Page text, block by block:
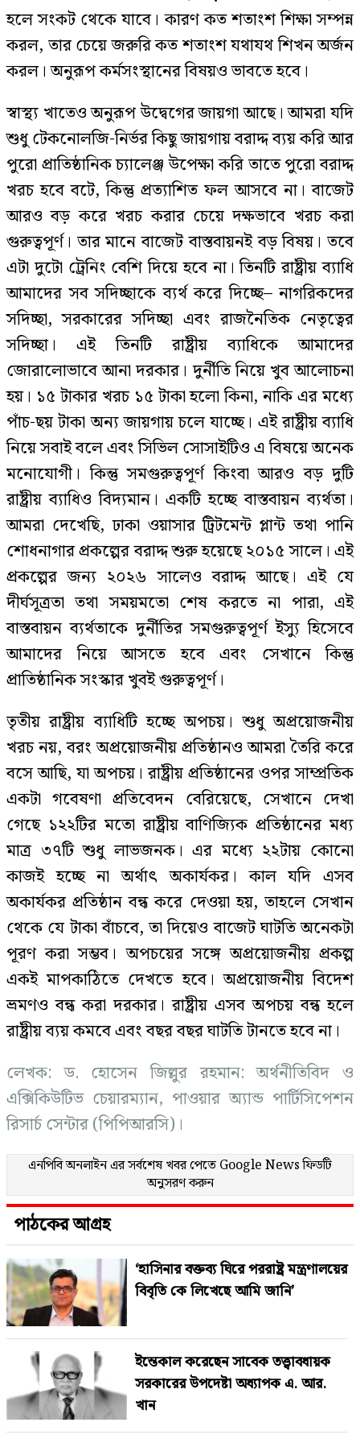
হলে সংকট থেকে যাবে। কারণ কত শতাংশ শিক্ষা সম্পন্ন
করল, তার চেয়ে জরুরি কত শতাংশ যথাযথ শিখন অর্জন
করল। অনুরূপ কর্মসংস্থানের বিষয়ও ভাবতে হবে।
স্বাস্থ্য খাতেও অনুরূপ উদ্বেগের জায়গা আছে। আমরা যদি
শুধু টেকনোলজি-নির্ভর কিছু জায়গায় বরাদ্দ ব্যয় করি আর
পুরো প্রাতিষ্ঠানিক চ্যালেঞ্জ উপেক্ষা করি তাতে পুরো বরাদ্দ
খরচ হবে বটে, কিন্তু প্রত্যাশিত ফল আসবে না। বাজেট
আরও বড় করে খরচ করার চেয়ে দক্ষভাবে খরচ করা
গুরুত্বপূর্ণ। তার মানে বাজেট বাস্তবায়নই বড় বিষয়। তবে
এটা দুটো ট্রেনিং বেশি দিয়ে হবে না। তিনটি রাষ্ট্রীয় ব্যাধি
আমাদের সব সদিচ্ছাকে ব্যর্থ করে দিচ্ছে– নাগরিকদের
সদিচ্ছা, সরকারের সদিচ্ছা এবং রাজনৈতিক নেতৃত্বের
সদিচ্ছা। এই তিনটি রাষ্ট্রীয় ব্যাধিকে আমাদের
জোরালোভাবে আনা দরকার। দুর্নীতি নিয়ে খুব আলোচনা
হয়। ১৫ টাকার খরচ ১৫ টাকা হলো কিনা, নাকি এর মধ্যে
পাঁচ-ছয় টাকা অন্য জায়গায় চলে যাচ্ছে। এই রাষ্ট্রীয় ব্যাধি
নিয়ে সবাই বলে এবং সিভিল সোসাইটিও এ বিষয়ে অনেক
মনোযোগী। কিন্তু সমগুরুত্বপূর্ণ কিংবা আরও বড় দুটি
রাষ্ট্রীয় ব্যাধিও বিদ্যমান। একটি হচ্ছে বাস্তবায়ন ব্যর্থতা।
আমরা দেখেছি, ঢাকা ওয়াসার ট্রিটমেন্ট প্লান্ট তথা পানি
শোধনাগার প্রকল্পের বরাদ্দ শুরু হয়েছে ২০১৫ সালে। এই
প্রকল্পের জন্য ২০২৬ সালেও বরাদ্দ আছে। এই যে
দীর্ঘসূত্রতা তথা সময়মতো শেষ করতে না পারা, এই
বাস্তবায়ন ব্যর্থতাকে দুর্নীতির সমগুরুত্বপূর্ণ ইস্যু হিসেবে
আমাদের নিয়ে আসতে হবে এবং সেখানে কিন্তু
প্রাতিষ্ঠানিক সংস্কার খুবই গুরুত্বপূর্ণ।
তৃতীয় রাষ্ট্রীয় ব্যাধিটি হচ্ছে অপচয়। শুধু অপ্রয়োজনীয়
খরচ নয়, বরং অপ্রয়োজনীয় প্রতিষ্ঠানও আমরা তৈরি করে
বসে আছি, যা অপচয়। রাষ্ট্রীয় প্রতিষ্ঠানের ওপর সাম্প্রতিক
একটা গবেষণা প্রতিবেদন বেরিয়েছে, সেখানে দেখা
গেছে ১২২টির মতো রাষ্ট্রীয় বাণিজ্যিক প্রতিষ্ঠানের মধ্য
মাত্র ৩৭টি শুধু লাভজনক। এর মধ্যে ২২টায় কোনো
কাজই হচ্ছে না অর্থাৎ অকার্যকর। কাল যদি এসব
অকার্যকর প্রতিষ্ঠান বন্ধ করে দেওয়া হয়, তাহলে সেখান
থেকে যে টাকা বাঁচবে, তা দিয়েও বাজেট ঘাটতি অনেকটা
পূরণ করা সম্ভব। অপচয়ের সঙ্গে অপ্রয়োজনীয় প্রকল্প
একই মাপকাঠিতে দেখতে হবে। অপ্রয়োজনীয় বিদেশ
ভ্রমণও বন্ধ করা দরকার। রাষ্ট্রীয় এসব অপচয় বন্ধ হলে
রাষ্ট্রীয় ব্যয় কমবে এবং বছর বছর ঘাটতি টানতে হবে না।
লেখক: ড. হোসেন জিল্লুর রহমান: অর্থনীতিবিদ ও
এক্সিকিউটিভ চেয়ারম্যান, পাওয়ার অ্যান্ড পার্টিসিপেশন
রিসার্চ সেন্টার (পিপিআরসি)।
এনপিবি অনলাইন এর সর্বশেষ খবর পেতে Google Newsফিডটি
অনুসরণ করুন
পাঠকের আগ্রহ
‘হাসিনার বক্তব্য ঘিরে পররাষ্ট্র মন্ত্রণালয়ের
বিবৃতি কে লিখেছে আমি জানি’
ইন্তেকাল করেছেন সাবেক তত্ত্বাবধায়ক
সরকারের উপদেষ্টা অধ্যাপক এ. আর.
খান